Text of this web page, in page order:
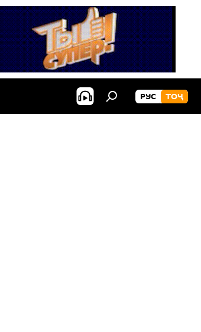
РУС ТОҶ